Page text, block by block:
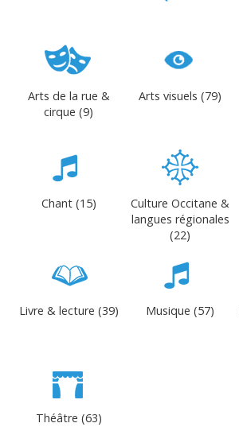
Arts de la rue &
cirque (9)
Arts visuels (79)
Chant (15)
Culture Occitane &
langues régionales
(22)
Livre & lecture (39) Musique (57)
Théâtre (63)